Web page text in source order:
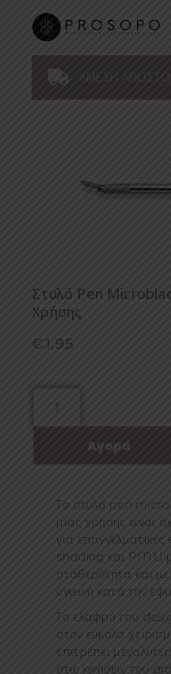
ΑΜΕΣΗ
Στυλό Pen
Χρήσης
€1.95
Το στυλό pen
μίας χρήσης είναι
για
shading και PMU
σταθερότητα και
υγιεινή κατά την
Το ελαφρύ του
στον εύκολο
επιτρέπει
στις κινήσεις του